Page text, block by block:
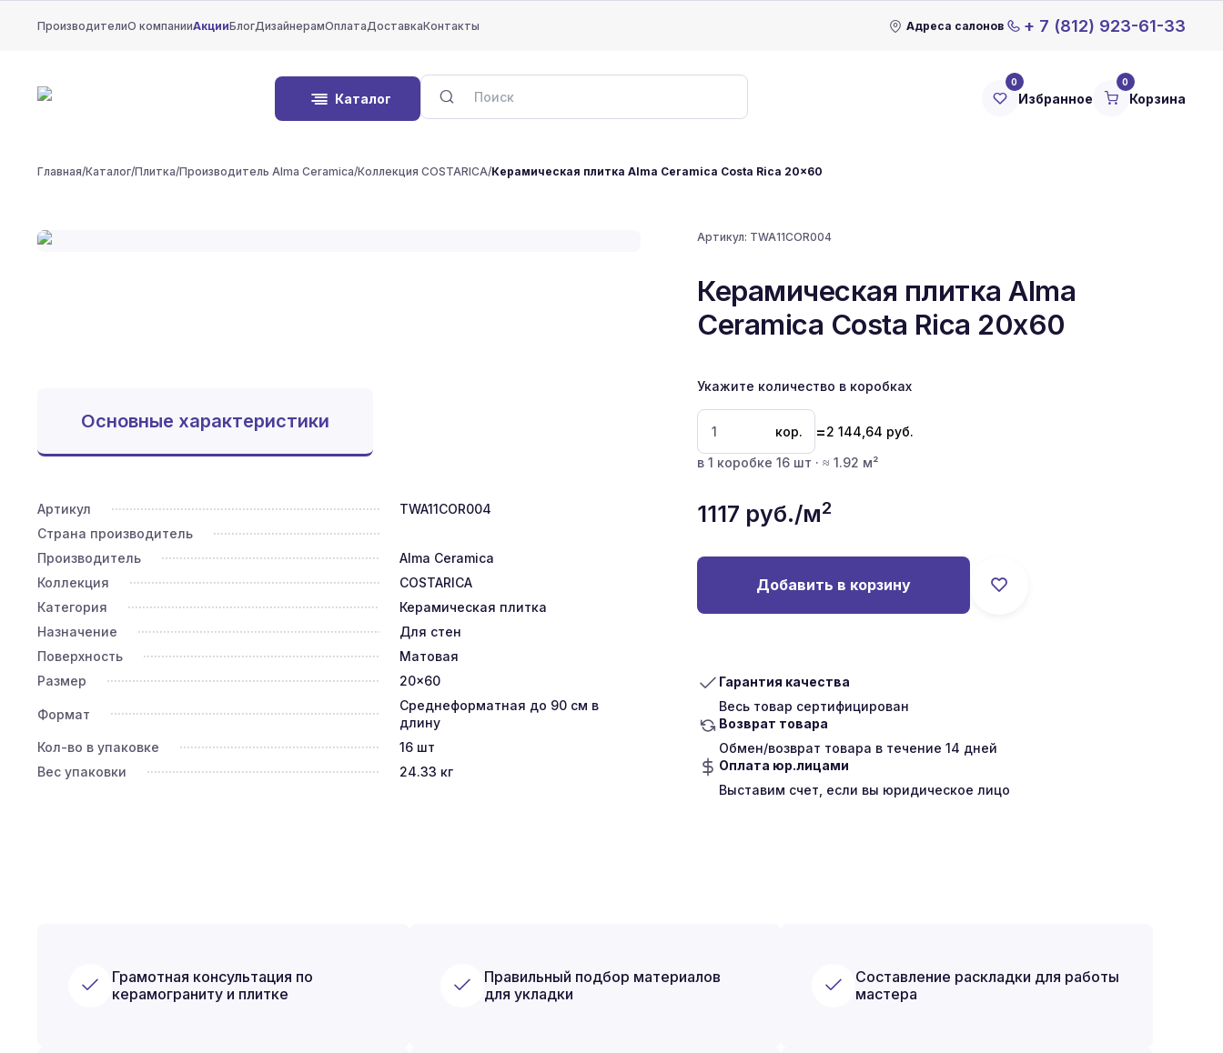
ПроизводителиО компанииАкцииБлогДизайнерамОплатаДоставкаКонтакты Адреса салонов + 7 (812) 923-61-33
Каталог
0
Избранное
0
Корзина
Главная/Каталог/Плитка/Производитель Alma Ceramica/Коллекция COSTARICA/Керамическая плитка Alma Ceramica Costa Rica 20x60
Артикул: TWA11COR004
Керамическая плитка Alma
Ceramica Costa Rica 20x60
Укажите количество в коробках
кор. =2 144,64 руб.
в 1 коробке 16 шт · ≈ 1.92 м²
1117 руб./м2
Добавить в корзину
Гарантия качества
Весь товар сертифицирован
Возврат товара
Обмен/возврат товара в течение 14 дней
Оплата юр.лицами
Выставим счет, если вы юридическое лицо
Основные характеристики
Артикул
TWA11COR004
Страна производитель
Производитель
Alma Ceramica
Коллекция
COSTARICA
Категория
Керамическая плитка
Назначение
Для стен
Поверхность
Матовая
Размер
20x60
Формат
Среднеформатная до 90 см в
длину
Кол-во в упаковке
16шт
Вес упаковки
24.33 кг
Грамотная консультация по
керамограниту и плитке
Правильный подбор материалов
для укладки
Составление раскладки для работы
мастера